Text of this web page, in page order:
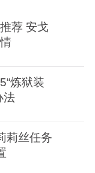
荐 安戈
炼狱装
法
莉丝任务